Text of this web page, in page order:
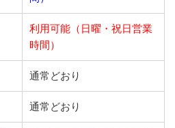
利用可能（日曜・祝日営業
時間）
通常どおり
通常どおり